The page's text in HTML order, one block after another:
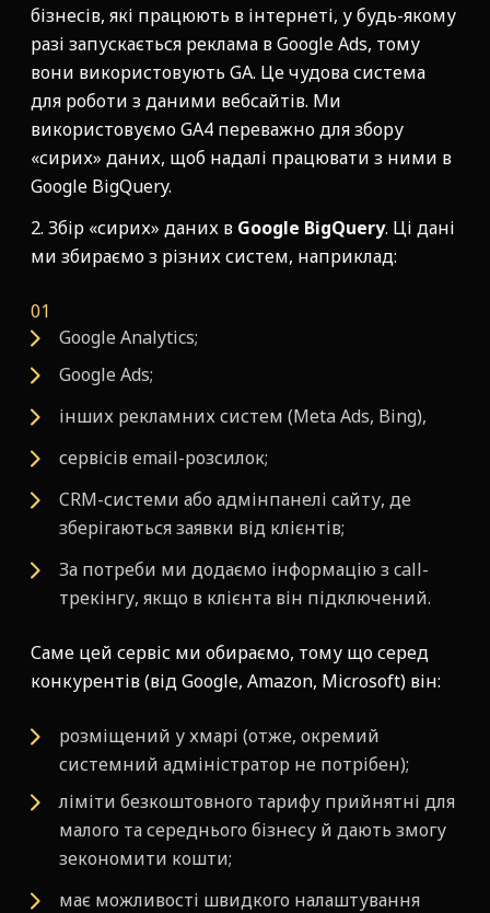
бізнесів, які працюють в інтернеті, у будь-якому
разі запускається реклама в Google Ads, тому
вони використовують GA. Це чудова система
для роботи з даними вебсайтів. Ми
використовуємо GA4 переважно для збору
«сирих» даних, щоб надалі працювати з ними в
Google BigQuery.
2. Збір «сирих» даних в Google BigQuery. Ці дані
ми збираємо з різних систем, наприклад:
Google Analytics;
Google Ads;
інших рекламних систем (Meta Ads, Bing),
сервісів email-розсилок;
CRM-системи або адмінпанелі сайту, де
зберігаються заявки від клієнтів;
За потреби ми додаємо інформацію з call-
трекінгу, якщо в клієнта він підключений.
Саме цей сервіс ми обираємо, тому що серед
конкурентів (від Google, Amazon, Microsoft) він:
розміщений у хмарі (отже, окремий
системний адміністратор не потрібен);
ліміти безкоштовного тарифу прийнятні для
малого та середнього бізнесу й дають змогу
зекономити кошти;
має можливості швидкого налаштування